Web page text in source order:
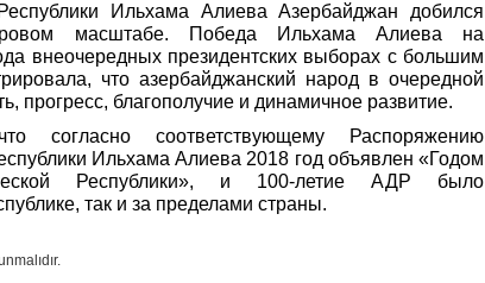
Ильхама Алиева Азербайджан добился
масштабе. Победа Ильхама Алиева на
внеочередных президентских выборах с большим
что азербайджанский народ в очередной
прогресс, благополучие и динамичное развитие.
согласно соответствующему Распоряжению
Ильхама Алиева 2018 год объявлен «Годом
Республики», и 100-летие АДР было
так и за пределами страны.